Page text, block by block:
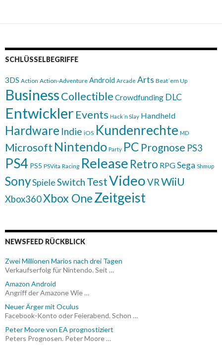
SCHLÜSSELBEGRIFFE
3DS Action Action-Adventure Android Arcade Arts Beat´em Up
BusinessCollectible Crowdfunding DLC
Entwickler Events Hack´n Slay Handheld
Hardware Indie iOS Kundenrechte MD
Microsoft Nintendo Party PC Prognose PS3
PS4 PS5 PSVita Racing Release Retro RPGSega Shmup
SonySpieleSwitch TestVideoVRWiiU
Xbox360Xbox OneZeitgeist
NEWSFEED RÜCKBLICK
Zwei Millionen Marios nach drei Tagen
Verkaufserfolg für Nintendo. Seit …
Amazon Android
Angriff der Amazone Wie …
Neuer Ärger mit Oculus
Facebook-Konto oder Feierabend. Schon …
Peter Moore von EA prognostiziert
Peters Prognosen. Peter Moore …